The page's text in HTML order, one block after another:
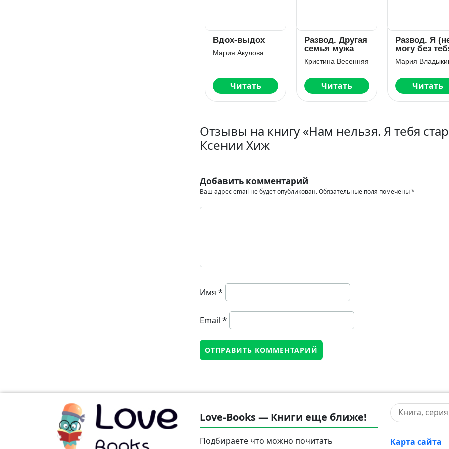
Развод. Другая
семья мужа
Читать
Развод. Я (не)
могу без тебя
Мария Владыкина
Читать
Цена
За что,
любимый?
Читать
Отзывы на книгу «Нам нельзя. Я тебя
Ксении Хиж
Добавить комментарий
Ваш адрес email не будет опубликован.Обязательные поля помечены*
Имя *
Email *
Love-Books — Книги еще ближе!
Подбираете что можно почитать
Карта сайта